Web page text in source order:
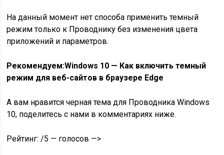
На данный момент нет способа применить темный
режим только к Проводнику без изменения цвета
приложений и параметров.
Рекомендуем:Windows 10 — Как включить темный
режим для веб-сайтов в браузере Edge
А вам нравится черная тема для Проводника Windows
10, поделитесь с нами в комментариях ниже.
Рейтинг: /5 — голосов —>